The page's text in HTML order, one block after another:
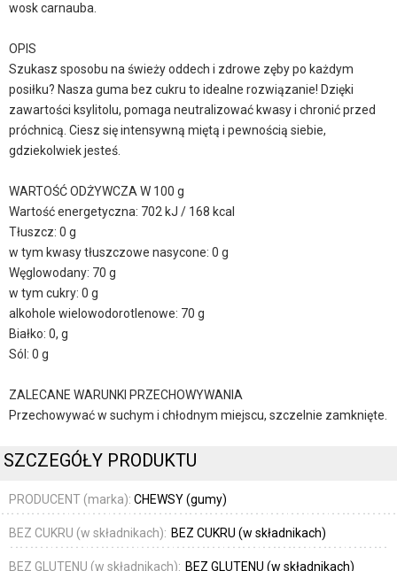
wosk carnauba.
OPIS
Szukasz sposobu na świeży oddech i zdrowe zęby po każdym
posiłku? Nasza guma bez cukru to idealne rozwiązanie! Dzięki
zawartości ksylitolu, pomaga neutralizować kwasy i chronić przed
próchnicą. Ciesz się intensywną miętą i pewnością siebie,
gdziekolwiek jesteś.
WARTOŚĆ ODŻYWCZA W 100 g
Wartość energetyczna: 702 kJ / 168 kcal
Tłuszcz: 0 g
w tym kwasy tłuszczowe nasycone: 0 g
Węglowodany: 70 g
w tym cukry: 0 g
alkohole wielowodorotlenowe: 70 g
Białko: 0, g
Sól: 0 g
ZALECANE WARUNKI PRZECHOWYWANIA
Przechowywać w suchym i chłodnym miejscu, szczelnie zamknięte.
SZCZEGÓŁY PRODUKTU
PRODUCENT (marka): CHEWSY (gumy)
BEZ CUKRU (w składnikach): BEZ CUKRU (w składnikach)
BEZ GLUTENU (w składnikach): BEZ GLUTENU (w składnikach)